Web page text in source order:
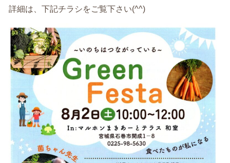
詳細は、下記チラシをご覧下さい(^^)